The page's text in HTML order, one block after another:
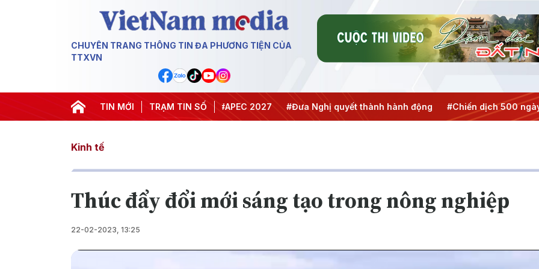
CHUYÊN TRANG THÔNG TIN ĐA PHƯƠNG TIỆN CỦA
TTXVN
TIN MỚI TRẠM TIN SỐ
#Hội nghị Trung ương 3 #APEC 2027 #Đưa Nghị quyết thành hành động #Chiến dịch 500 ngày đêm
Kinh tế
Thúc đẩy đổi mới sáng tạo trong nông nghiệp
22-02-2023, 13:25